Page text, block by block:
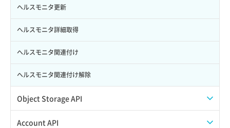
バックアップ一覧取得
バックアップ詳細取得
ポートアタッチ
ポートデタッチ
ボリュームアタッチ
ボリュームデタッチ
ヘルスモニタ更新
ヘルスモニタ詳細取得
ヘルスモニタ関連付け
ヘルスモニタ関連付け解除
Object Storage API
Web公開
Account API